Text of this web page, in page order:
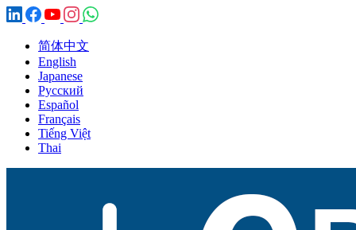
简体中文
English
Japanese
Русский
Español
Français
Tiếng Việt
Thai